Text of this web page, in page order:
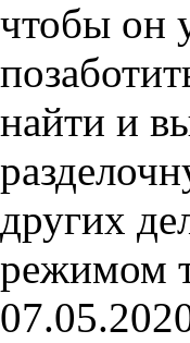
чтобы он
найти и
других
режимом